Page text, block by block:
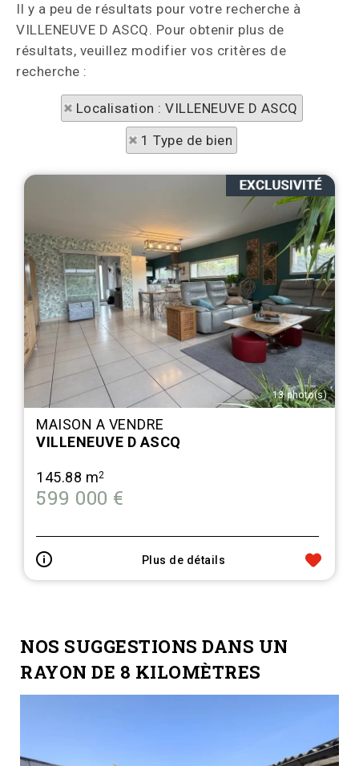
Il y a peu de résultats pour votre recherche à
VILLENEUVE D ASCQ. Pour obtenir plus de
résultats, veuillez modifier vos critères de
recherche :
Localisation : VILLENEUVE D ASCQ
1 Type de bien
13 photo(s)
MAISON A VENDRE
VILLENEUVE D ASCQ
145.88 m2
599 000 €
Plus de détails
NOS SUGGESTIONS DANS UN
RAYON DE 8 KILOMÈTRES